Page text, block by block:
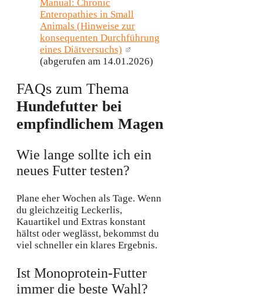
Manual: Chronic
Enteropathies in Small
Animals (Hinweise zur
konsequenten Durchführung
eines Diätversuchs)
(abgerufen am 14.01.2026)
FAQs zum Thema
Hundefutter bei
empfindlichem Magen
Wie lange sollte ich ein
neues Futter testen?
Plane eher Wochen als Tage. Wenn
du gleichzeitig Leckerlis,
Kauartikel und Extras konstant
hältst oder weglässt, bekommst du
viel schneller ein klares Ergebnis.
Ist Monoprotein-Futter
immer die beste Wahl?